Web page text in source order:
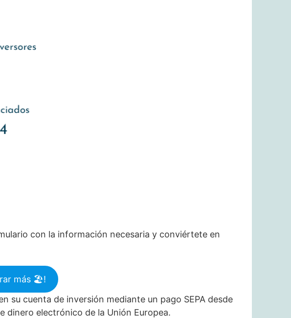
con la información necesaria y conviértete en
más 🏖️​!
su cuenta de inversión mediante un pago SEPA desde
dinero electrónico de la Unión Europea.